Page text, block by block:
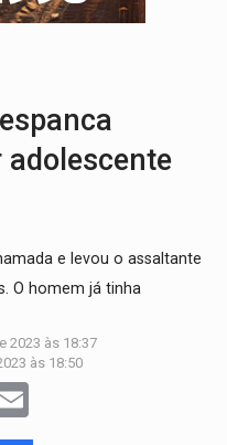
é encontrada morta dentro de residência
adolescente
e levou o assaltante
O homem já tinha
2023 às 18:37
às 18:50